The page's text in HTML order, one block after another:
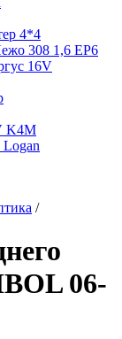
4*4
308 1,6 EP6
16V
K4M
/
06-